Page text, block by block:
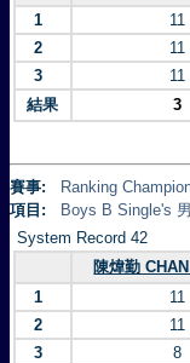
1
11
2
11
3
11
結果
3
賽事:
Ranking
項目:
Boys B Single's
System Record 42
陳煒勤
1
11
2
11
3
8